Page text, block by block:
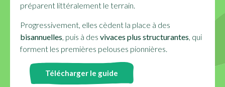
préparent littéralement le terrain.
Progressivement, elles cèdent la place à des
bisannuelles , puis à des vivaces plus structurantes , qui
forment les premières pelouses pionnières.
Télécharger le guide